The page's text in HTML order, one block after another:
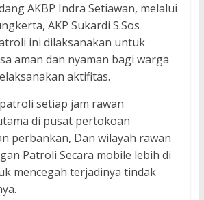
AKBP Indra Setiawan, melalui
AKP Sukardi S.Sos
ini dilaksanakan untuk
aman dan nyaman bagi warga
aktifitas.
setiap jam rawan
di pusat pertokoan
perbankan, Dan wilayah rawan
Patroli Secara mobile lebih di
mencegah terjadinya tindak